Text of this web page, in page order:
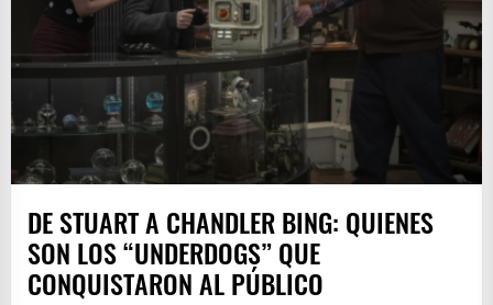
DE STUART A CHANDLER BING: QUIENES
SON LOS “UNDERDOGS” QUE
CONQUISTARON AL PÚBLICO